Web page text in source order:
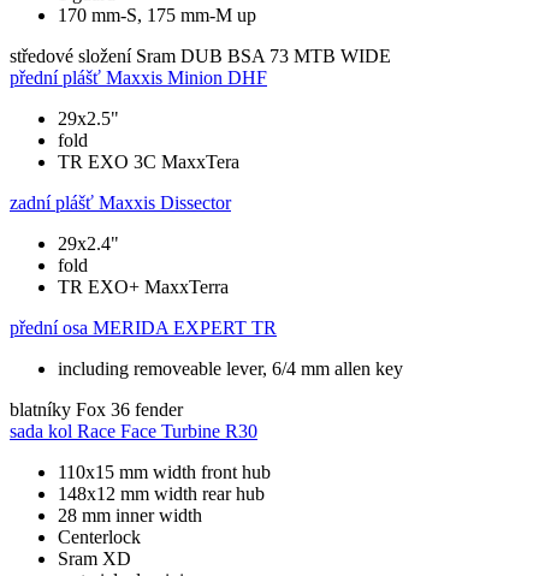
170 mm-S, 175 mm-M up
středové složení Sram DUB BSA 73 MTB WIDE
přední plášť Maxxis Minion DHF
29x2.5"
fold
TR EXO 3C MaxxTera
zadní plášť Maxxis Dissector
29x2.4"
fold
TR EXO+ MaxxTerra
přední osa MERIDA EXPERT TR
including removeable lever, 6/4 mm allen key
blatníky Fox 36 fender
sada kol Race Face Turbine R30
110x15 mm width front hub
148x12 mm width rear hub
28 mm inner width
Centerlock
Sram XD